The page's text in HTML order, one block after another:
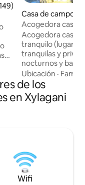
promedio: 4.94 de
Casa de campo
oupolis
Acogedora casa
Acogedora casa
tranquilo (lugar
tranquilas y
nocturnos y bares
encuentra cerca
Agia Paraskevi y
(20 metros a pie)
de verano únicas.
equipada,
acondicionado.
Ubicación ·
de los
en Xylagani
Wifi